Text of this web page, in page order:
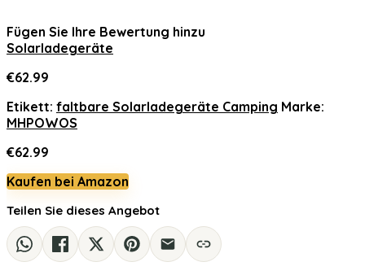
Fügen Sie Ihre Bewertung hinzu
Solarladegeräte
€62.99
Etikett: faltbare Solarladegeräte Camping Marke:
MHPOWOS
€62.99
Kaufen bei Amazon
Teilen Sie dieses Angebot